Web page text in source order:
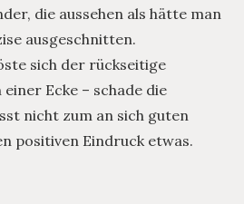
die aussehen als hätte man
ausgeschnitten.
sich der rückseitige
Ecke – schade die
nicht zum an sich guten
positiven Eindruck etwas.